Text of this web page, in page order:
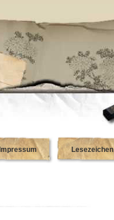
Impressum Lesezeichen